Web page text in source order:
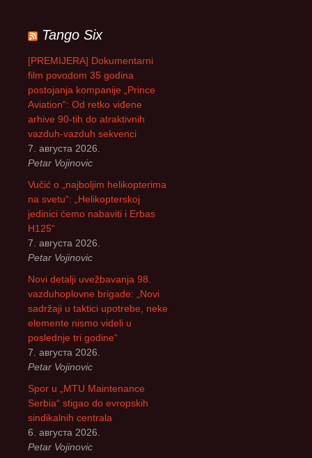
а
г
а
а
Tango Six
[PREMIJERA] Dokumentarni
film povodom 35 godina
postojanja kompanije „Prince
Aviation“: Od retko viđene
arhive 90-tih do atraktivnih
vazduh-vazduh sekvenci
7. августа 2026.
Petar Vojinovic
Vučić o „najboljim helikopterima
na svetu“: „Helikopterskoj
jedinici ćemo nabaviti i Erbas
H125“
7. августа 2026.
Petar Vojinovic
Novi detalji uvežbavanja 98.
vazduhoplovne brigade: „Novi
sadržaji u taktici upotrebe, neke
elemente nismo videli u
poslednje tri godine“
7. августа 2026.
Petar Vojinovic
Spor u „MTU Maintenance
Serbia“ stigao do evropskih
sindikalnih centrala
6. августа 2026.
Petar Vojinovic